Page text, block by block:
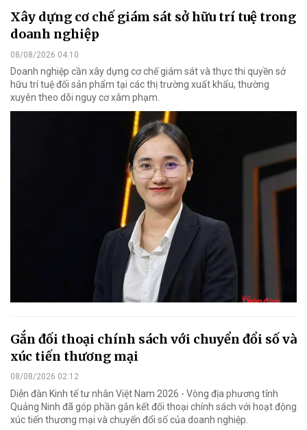
Xây dựng cơ chế giám sát sở hữu trí tuệ trong
doanh nghiệp
08/08/2026 04:10
Doanh nghiệp cần xây dựng cơ chế giám sát và thực thi quyền sở
hữu trí tuệ đối sản phẩm tại các thị trường xuất khẩu, thường
xuyên theo dõi nguy cơ xâm phạm.
Gắn đối thoại chính sách với chuyển đổi số và
xúc tiến thương mại
08/08/2026 02:12
Diễn đàn Kinh tế tư nhân Việt Nam 2026 - Vòng địa phương tỉnh
Quảng Ninh đã góp phần gắn kết đối thoại chính sách với hoạt động
xúc tiến thương mại và chuyển đổi số của doanh nghiệp.